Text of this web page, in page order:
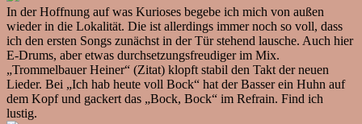
In der Hoffnung auf was Kurioses begebe ich mich von außen
wieder in die Lokalität. Die ist allerdings immer noch so voll, dass
ich den ersten Songs zunächst in der Tür stehend lausche. Auch hier
E-Drums, aber etwas durchsetzungsfreudiger im Mix.
„Trommelbauer Heiner“ (Zitat) klopft stabil den Takt der neuen
Lieder. Bei „Ich hab heute voll Bock“ hat der Basser ein Huhn auf
dem Kopf und gackert das „Bock, Bock“ im Refrain. Find ich
lustig.